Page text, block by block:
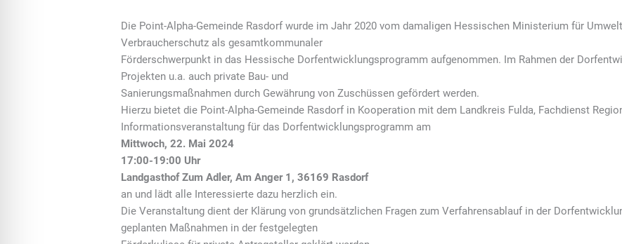
Die Point-Alpha-Gemeinde Rasdorf wurde im Jahr 2020 vom damaligen Hessischen Ministerium für
Verbraucherschutz als gesamtkommunaler
Förderschwerpunkt in das Hessische Dorfentwicklungsprogramm aufgenommen. Im Rahmen der
Projekten u.a. auch private Bau- und
Sanierungsmaßnahmen durch Gewährung von Zuschüssen gefördert werden.
Hierzu bietet die Point-Alpha-Gemeinde Rasdorf in Kooperation mit dem Landkreis Fulda, Fachdienst
Informationsveranstaltung für das Dorfentwicklungsprogramm am
Mittwoch, 22. Mai 2024
17:00-19:00 Uhr
Landgasthof Zum Adler, Am Anger 1, 36169 Rasdorf
an und lädt alle Interessierte dazu herzlich ein.
Die Veranstaltung dient der Klärung von grundsätzlichen Fragen zum Verfahrensablauf in der
geplanten Maßnahmen in der festgelegten